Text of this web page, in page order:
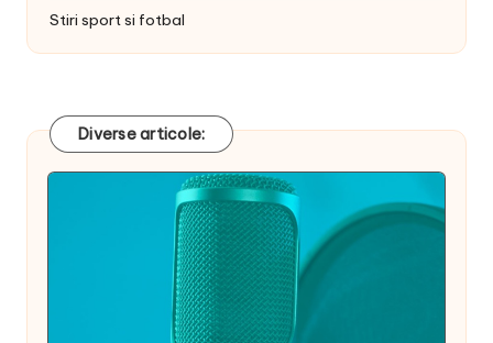
Stiri sport si fotbal
Diverse articole: